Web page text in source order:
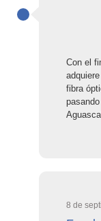
Con el
fibra
8 de